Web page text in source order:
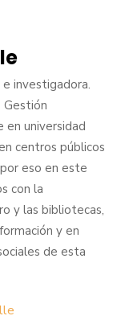
investigadora.
Gestión
universidad
centros públicos
eso en este
con la
y las bibliotecas,
y en
de esta